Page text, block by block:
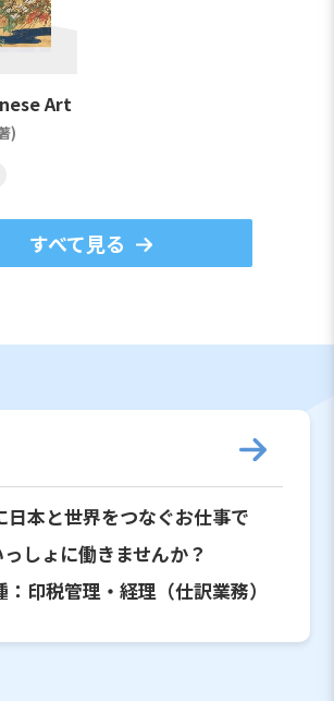
Art
)
すべて見る
日本と世界をつなぐお仕事で
しょに働きませんか？
印税管理・経理（仕訳業務）